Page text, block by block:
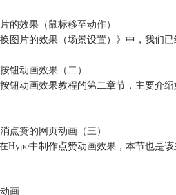
的效果（鼠标移至动作）
图片的效果（场景设置）》中，我们
钮动画效果 （二）
钮动画效果教程的第二章节，主要介
点赞的网页动画（三）
Hype中制作点赞动画效果 ，本节也是
画